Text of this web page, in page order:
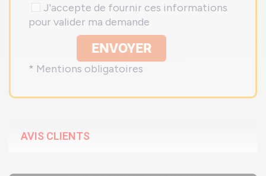
J'accepte de fournir ces informations
pour valider ma demande
ENVOYER
* Mentions obligatoires
AVIS CLIENTS